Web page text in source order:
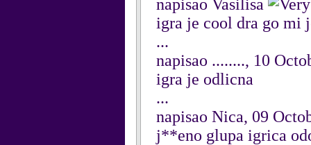
napisao Vasilisa
igra je cool dra go mi
...
napisao ........, 10
igra je odlicna
...
napisao Nica, 09
j**eno glupa igrica